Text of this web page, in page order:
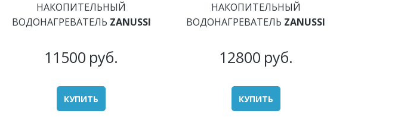
НАКОПИТЕЛЬНЫЙ
ВОДОНАГРЕВАТЕЛЬ ZANUSSI
11500 руб.
КУПИТЬ
НАКОПИТЕЛЬНЫЙ
ВОДОНАГРЕВАТЕЛЬ ZANUSSI
12800 руб.
КУПИТЬ